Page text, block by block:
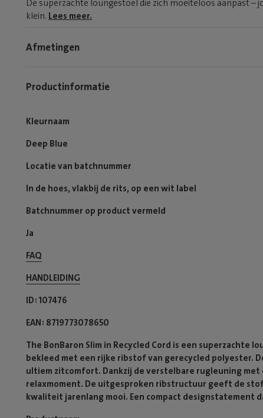
De superzachte loungestoel die zich moeiteloos aanpast
klein. Lees meer.
Afmetingen
Productinformatie
Kleurnaam
Deep Blue
Locatie van batchnummer
In de hoes, vlakbij de rits, op een wit label
Batchnummer op product vermeld
Ja
FAQ
HANDLEIDING
ID 107476
EAN 8719773078650
The BonBaron Slim in Recycled Cord is een superzachte
bekleed met een rijke ribstof van gerecycled polyester.
ultiem zitcomfort. Dankzij de verstelbare rugleuning met
relaxmoment. De uitgesproken ribstructuur geeft de
kwaliteit jarenlang mooi. Een compact designstatement